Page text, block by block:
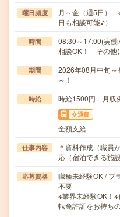
曜日頻度
月～金（週5日）
日も相談可能♪）
時間
08:30～17:00(実
相談OK！ その他
期間
2026年08月中旬
～！
時給 時給1500円 月収
交通費
全額支給
仕事内容
＊資料作成（職員
応（宿泊できる施
応募資格
職種未経験OK / ブ
不要
※業界未経験OK！
転免許証をお持ち